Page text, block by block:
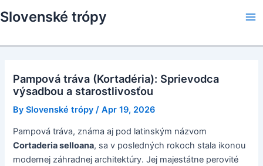
to
Slovenské trópy
Pampová tráva (Kortadéria): Sprievodca
výsadbou a starostlivosťou
BySlovenské trópy /Apr 19, 2026
Pampová tráva, známa aj pod latinským názvom
Cortaderia selloana, sa v posledných rokoch stala ikonou
modernej záhradnej architektúry. Jej majestátne perovité